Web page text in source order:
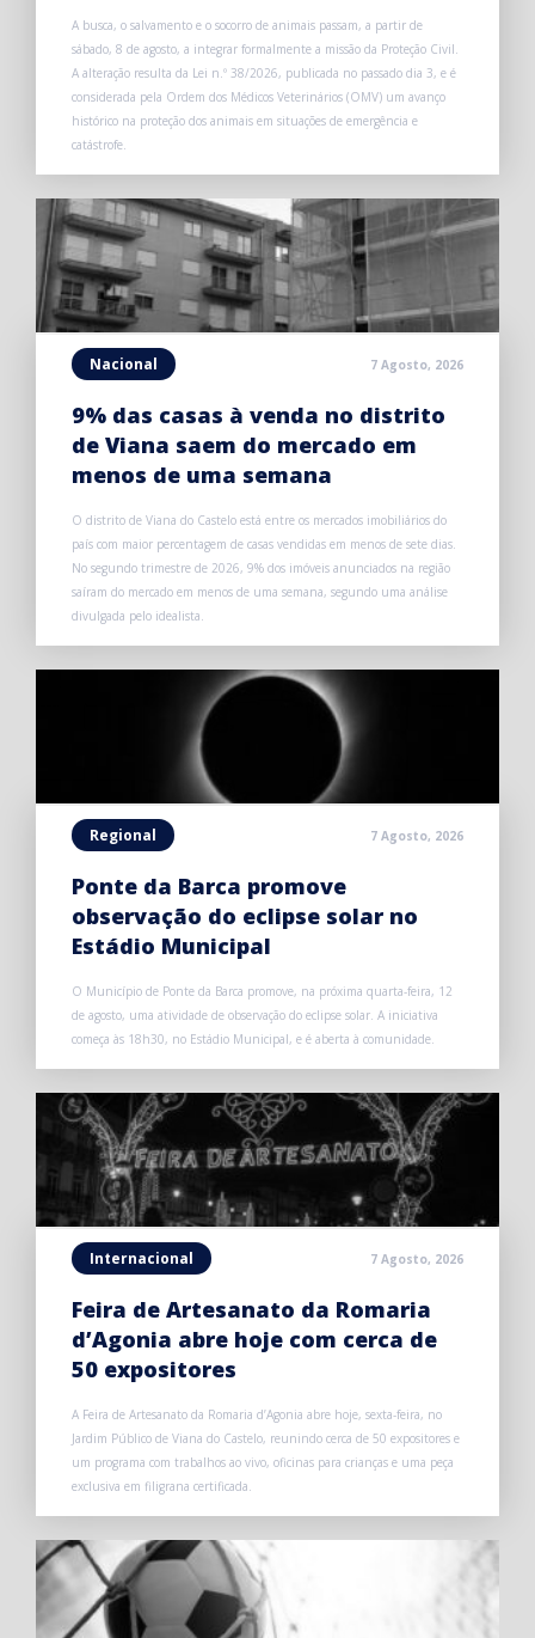
A busca, o salvamento e o socorro de animais passam, a partir de
sábado, 8 de agosto, a integrar formalmente a missão da Proteção Civil.
A alteração resulta da Lei n.º 38/2026, publicada no passado dia 3, e é
considerada pela Ordem dos Médicos Veterinários (OMV) um avanço
histórico na proteção dos animais em situações de emergência e
catástrofe.
Nacional 7 Agosto, 2026
9% das casas à venda no distrito
de Viana saem do mercado em
menos de uma semana
O distrito de Viana do Castelo está entre os mercados imobiliários do
país com maior percentagem de casas vendidas em menos de sete dias.
No segundo trimestre de 2026, 9% dos imóveis anunciados na região
saíram do mercado em menos de uma semana, segundo uma análise
divulgada pelo idealista.
Regional 7 Agosto, 2026
Ponte da Barca promove
observação do eclipse solar no
Estádio Municipal
O Município de Ponte da Barca promove, na próxima quarta-feira, 12
de agosto, uma atividade de observação do eclipse solar. A iniciativa
começa às 18h30, no Estádio Municipal, e é aberta à comunidade.
Internacional 7 Agosto, 2026
Feira de Artesanato da Romaria
d’Agonia abre hoje com cerca de
50 expositores
A Feira de Artesanato da Romaria d’Agonia abre hoje, sexta-feira, no
Jardim Público de Viana do Castelo, reunindo cerca de 50 expositores e
um programa com trabalhos ao vivo, oficinas para crianças e uma peça
exclusiva em filigrana certificada.